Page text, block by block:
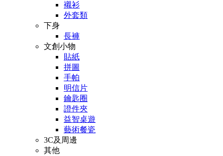
襯衫
外套類
下身
長褲
文創小物
貼紙
拼圖
手帕
明信片
鑰匙圈
證件夾
益智桌遊
藝術餐瓷
3C及周邊
其他